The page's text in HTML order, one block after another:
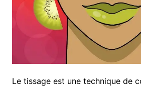
Le tissage est une technique de